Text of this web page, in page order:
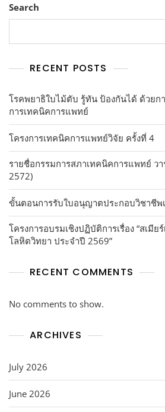
Search
RECENT POSTS
โรคพยาธิใบไม้ตับ รู้ทัน ป้องกันได้ ด้วยก
การเทคนิคการแพทย์
โครงการเทคนิคการแพทย์วิจัย ครั้งที่ 4
รายชื่อกรรมการสภาเทคนิคการแพทย์ ว
2572)
ขั้นตอนการรับใบอนุญาตประกอบวิชาชี
โครงการอบรมเชิงปฏิบัติการเรื่อง “สเมี
โลหิตวิทยา ประจำปี 2569”
RECENT COMMENTS
No comments to show.
ARCHIVES
July 2026
June 2026